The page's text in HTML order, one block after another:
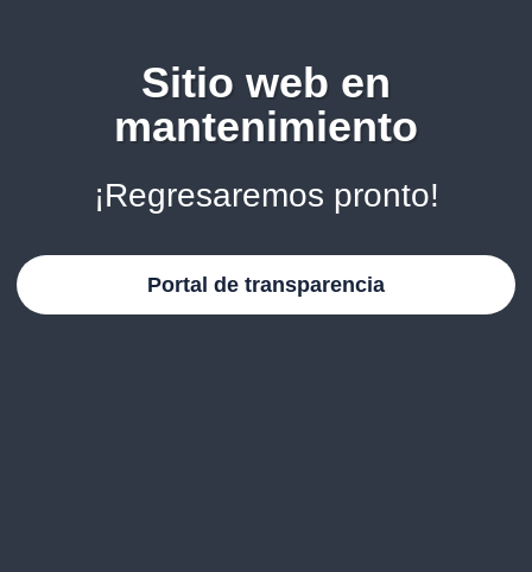
Sitio web en
mantenimiento
¡Regresaremos pronto!
Portal de transparencia